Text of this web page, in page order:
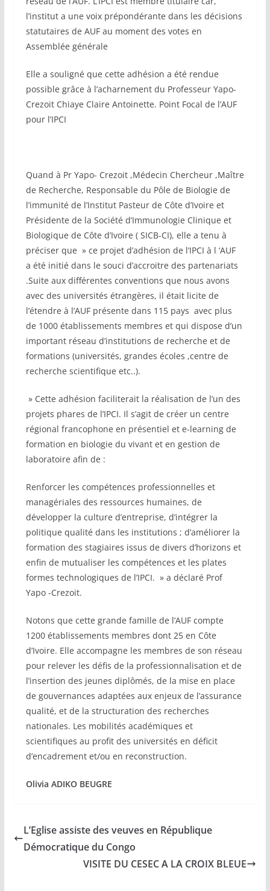
l’institut a une voix prépondérante dans les décisions
statutaires de AUF au moment des votes en
Assemblée générale
Elle a souligné que cette adhésion a été rendue
possible grâce à l’acharnement du Professeur Yapo-
Crezoit Chiaye Claire Antoinette. Point Focal de l’AUF
pour l’IPCI
Quand à Pr Yapo- Crezoit ,Médecin Chercheur ,Maître
de Recherche, Responsable du Pôle de Biologie de
l’immunité de l’Institut Pasteur de Côte d’Ivoire et
Présidente de la Société d’Immunologie Clinique et
Biologique de Côte d’Ivoire ( SICB-CI), elle a tenu à
préciser que » ce projet d’adhésion de l’IPCI à l ‘AUF
a été initié dans le souci d’accroitre des partenariats
.Suite aux différentes conventions que nous avons
avec des universités étrangères, il était licite de
l’étendre à l’AUF présente dans 115 pays avec plus
de 1000 établissements membres et qui dispose d’un
important réseau d’institutions de recherche et de
formations (universités, grandes écoles ,centre de
recherche scientifique etc..).
» Cette adhésion faciliterait la réalisation de l’un des
projets phares de l’IPCI. Il s’agit de créer un centre
régional francophone en présentiel et e-learning de
formation en biologie du vivant et en gestion de
laboratoire afin de :
Renforcer les compétences professionnelles et
managériales des ressources humaines, de
développer la culture d’entreprise, d’intégrer la
politique qualité dans les institutions ; d’améliorer la
formation des stagiaires issus de divers d’horizons et
enfin de mutualiser les compétences et les plates
formes technologiques de l’IPCI. » a déclaré Prof
Yapo -Crezoit.
Notons que cette grande famille de l’AUF compte
1200 établissements membres dont 25 en Côte
d’Ivoire. Elle accompagne les membres de son réseau
pour relever les défis de la professionnalisation et de
l’insertion des jeunes diplômés, de la mise en place
de gouvernances adaptées aux enjeux de l’assurance
qualité, et de la structuration des recherches
nationales. Les mobilités académiques et
scientifiques au profit des universités en déficit
d’encadrement et/ou en reconstruction.
Olivia ADIKO BEUGRE
L’Eglise assiste des veuves en République
Démocratique du Congo
VISITE DU CESEC A LA CROIX BLEUE